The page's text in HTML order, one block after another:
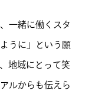
一緒に働くスタ
うに」という願
地域にとって笑
ルからも伝えら